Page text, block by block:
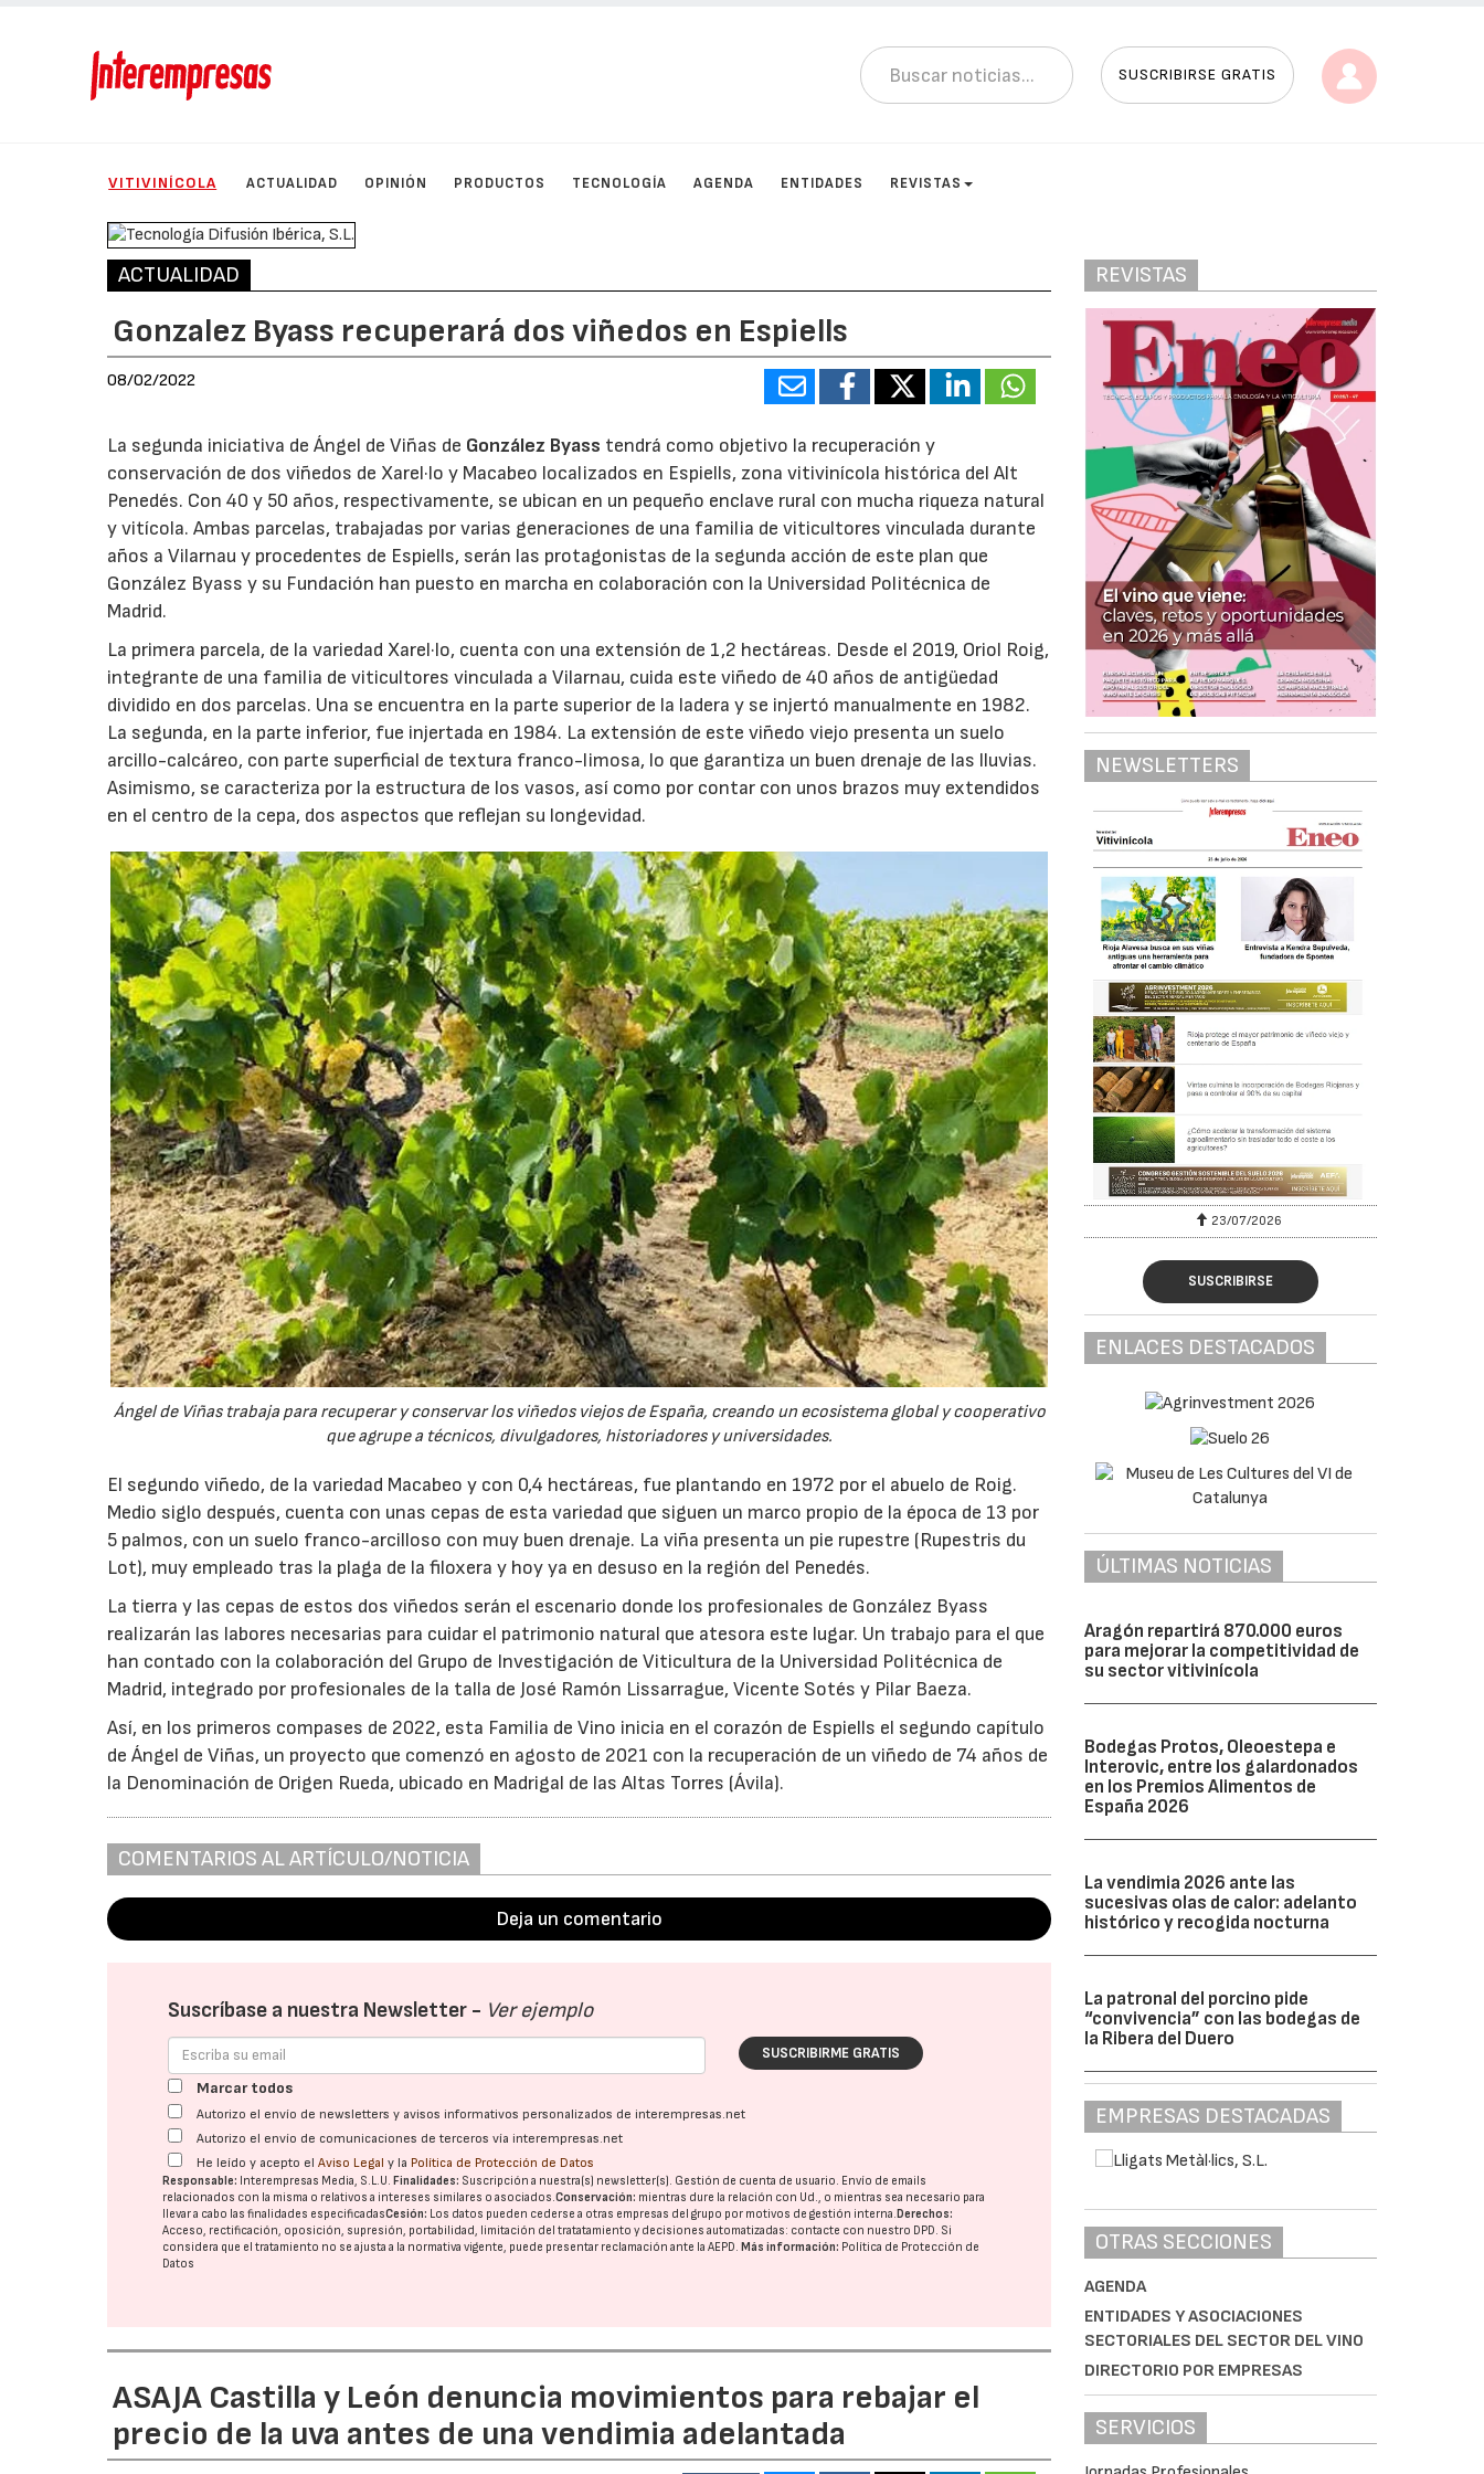
SUSCRIBIRSE GRATIS
VITIVINÍCOLA ACTUALIDAD OPINIÓN PRODUCTOS TECNOLOGÍA AGENDA ENTIDADES REVISTAS
ACTUALIDAD
Gonzalez Byass recuperará dos viñedos en Espiells
08/02/2022
La segunda iniciativa de Ángel de Viñas de González Byass tendrá como objetivo la recuperación y
conservación de dos viñedos de Xarel·lo y Macabeo localizados en Espiells, zona vitivinícola histórica del Alt
Penedés. Con 40 y 50 años, respectivamente, se ubican en un pequeño enclave rural con mucha riqueza natural
y vitícola. Ambas parcelas, trabajadas por varias generaciones de una familia de viticultores vinculada durante
años a Vilarnau y procedentes de Espiells, serán las protagonistas de la segunda acción de este plan que
González Byass y su Fundación han puesto en marcha en colaboración con la Universidad Politécnica de
Madrid.
La primera parcela, de la variedad Xarel·lo, cuenta con una extensión de 1,2 hectáreas. Desde el 2019, Oriol Roig,
integrante de una familia de viticultores vinculada a Vilarnau, cuida este viñedo de 40 años de antigüedad
dividido en dos parcelas. Una se encuentra en la parte superior de la ladera y se injertó manualmente en 1982.
La segunda, en la parte inferior, fue injertada en 1984. La extensión de este viñedo viejo presenta un suelo
arcillo-calcáreo, con parte superficial de textura franco-limosa, lo que garantiza un buen drenaje de las lluvias.
Asimismo, se caracteriza por la estructura de los vasos, así como por contar con unos brazos muy extendidos
en el centro de la cepa, dos aspectos que reflejan su longevidad.
Ángel de Viñas trabaja para recuperar y conservar los viñedos viejos de España, creando un ecosistema global y cooperativo
que agrupe a técnicos, divulgadores, historiadores y universidades.
El segundo viñedo, de la variedad Macabeo y con 0,4 hectáreas, fue plantando en 1972 por el abuelo de Roig.
Medio siglo después, cuenta con unas cepas de esta variedad que siguen un marco propio de la época de 13 por
5 palmos, con un suelo franco-arcilloso con muy buen drenaje. La viña presenta un pie rupestre (Rupestris du
Lot), muy empleado tras la plaga de la filoxera y hoy ya en desuso en la región del Penedés.
La tierra y las cepas de estos dos viñedos serán el escenario donde los profesionales de González Byass
realizarán las labores necesarias para cuidar el patrimonio natural que atesora este lugar. Un trabajo para el que
han contado con la colaboración del Grupo de Investigación de Viticultura de la Universidad Politécnica de
Madrid, integrado por profesionales de la talla de José Ramón Lissarrague, Vicente Sotés y Pilar Baeza.
Así, en los primeros compases de 2022, esta Familia de Vino inicia en el corazón de Espiells el segundo capítulo
de Ángel de Viñas, un proyecto que comenzó en agosto de 2021 con la recuperación de un viñedo de 74 años de
la Denominación de Origen Rueda, ubicado en Madrigal de las Altas Torres (Ávila).
COMENTARIOS AL ARTÍCULO/NOTICIA
Deja un comentario
Suscríbase a nuestra Newsletter - Ver ejemplo
SUSCRIBIRME GRATIS
Marcar todos
Autorizo el envío de newsletters y avisos informativos personalizados de interempresas.net
Autorizo el envío de comunicaciones de terceros vía interempresas.net
He leído y acepto elAviso Legal y la Política de Protección de Datos
Responsable: Interempresas Media, S.L.U.Finalidades: Suscripción a nuestra(s) newsletter(s). Gestión de cuenta de usuario. Envío de emails
relacionados con la misma o relativos a intereses similares o asociados.Conservación: mientras dure la relación con Ud., o mientras sea necesario para
llevar a cabo las finalidades especificadasCesión: Los datos pueden cederse a otras empresas del grupo por motivos de gestión interna.Derechos:
Acceso, rectificación, oposición, supresión, portabilidad, limitación del tratatamiento y decisiones automatizadas: contacte con nuestro DPD. Si
considera que el tratamiento no se ajusta a la normativa vigente, puede presentar reclamación ante laAEPD.Más información: Política de Protección de
Datos
ASAJA Castilla y León denuncia movimientos para rebajar el
precio de la uva antes de una vendimia adelantada
REVISTAS
NEWSLETTERS
23/07/2026 30/07/2026 23/07/2026
SUSCRIBIRSE
ENLACES DESTACADOS
ÚLTIMAS NOTICIAS
Aragón repartirá 870.000 euros
para mejorar la competitividad de
su sector vitivinícola
Bodegas Protos, Oleoestepa e
Interovic, entre los galardonados
en los Premios Alimentos de
España 2026
La vendimia 2026 ante las
sucesivas olas de calor: adelanto
histórico y recogida nocturna
La patronal del porcino pide
“convivencia” con las bodegas de
la Ribera del Duero
EMPRESAS DESTACADAS
OTRAS SECCIONES
AGENDA
ENTIDADES Y ASOCIACIONES
SECTORIALES DEL SECTOR DEL VINO
DIRECTORIO POR EMPRESAS
SERVICIOS